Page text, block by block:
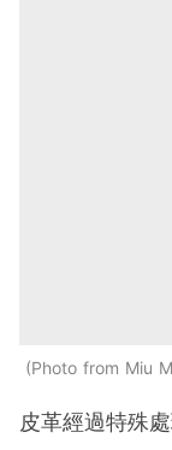
Photo from Miu
皮革經過特殊